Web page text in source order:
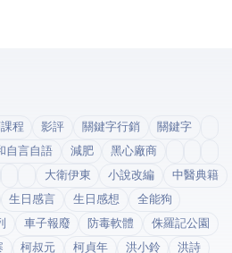
程 影評 關鍵字行銷
關鍵字
自言自語 減肥
黑心廠商
大衛伊東 小說改編
中醫典籍
生日感言 生日感想
全能狗
車子報廢 防毒軟體
侏羅記公園
柯叔元 柯貞年 洪小鈴 洪詩